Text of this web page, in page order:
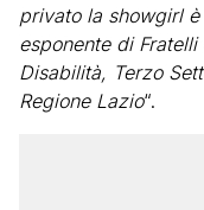
privato la showgirl
esponente di Fratelli
Disabilità, Terzo
Regione Lazio“.